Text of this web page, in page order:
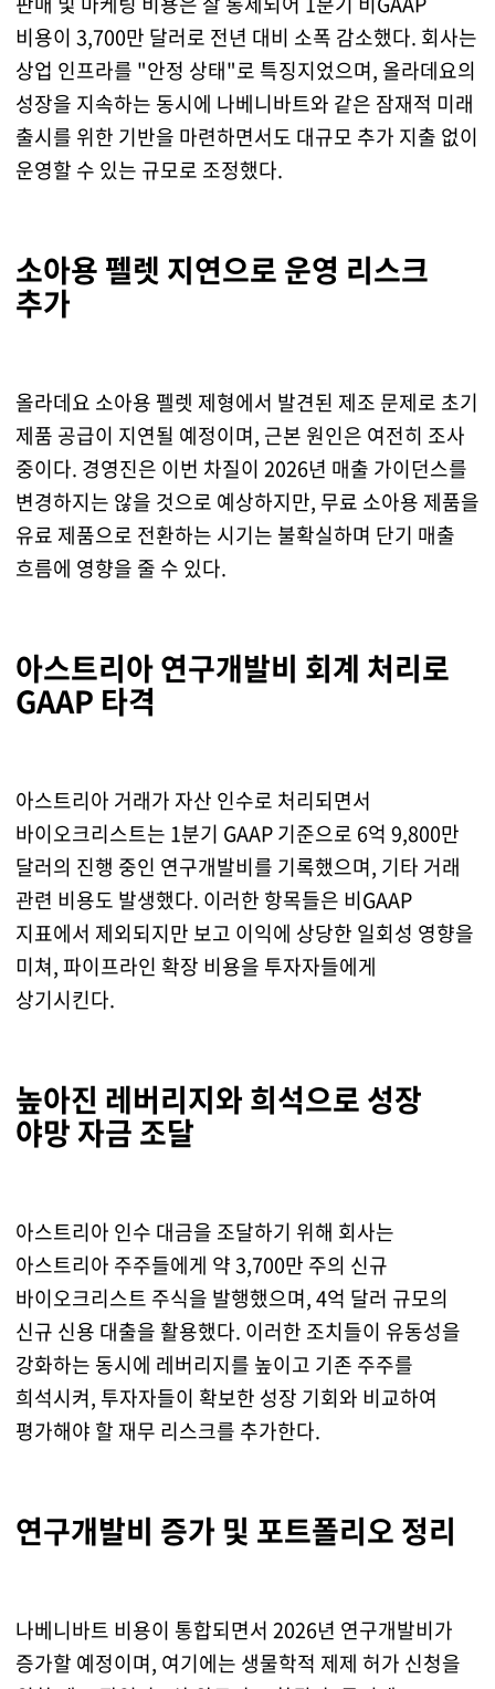
비용이 3,700만 달러로 전년 대비 소폭 감소했다. 회사는
상업 인프라를 "안정 상태"로 특징지었으며, 올라데요의
성장을 지속하는 동시에 나베니바트와 같은 잠재적 미래
출시를 위한 기반을 마련하면서도 대규모 추가 지출 없이
운영할 수 있는 규모로 조정했다.
소아용 펠렛 지연으로 운영 리스크
추가
올라데요 소아용 펠렛 제형에서 발견된 제조 문제로 초기
제품 공급이 지연될 예정이며, 근본 원인은 여전히 조사
중이다. 경영진은 이번 차질이 2026년 매출 가이던스를
변경하지는 않을 것으로 예상하지만, 무료 소아용 제품을
유료 제품으로 전환하는 시기는 불확실하며 단기 매출
흐름에 영향을 줄 수 있다.
아스트리아 연구개발비 회계 처리로
GAAP 타격
아스트리아 거래가 자산 인수로 처리되면서
바이오크리스트는 1분기 GAAP 기준으로 6억 9,800만
달러의 진행 중인 연구개발비를 기록했으며, 기타 거래
관련 비용도 발생했다. 이러한 항목들은 비GAAP
지표에서 제외되지만 보고 이익에 상당한 일회성 영향을
미쳐, 파이프라인 확장 비용을 투자자들에게
상기시킨다.
높아진 레버리지와 희석으로 성장
야망 자금 조달
아스트리아 인수 대금을 조달하기 위해 회사는
아스트리아 주주들에게 약 3,700만 주의 신규
바이오크리스트 주식을 발행했으며, 4억 달러 규모의
신규 신용 대출을 활용했다. 이러한 조치들이 유동성을
강화하는 동시에 레버리지를 높이고 기존 주주를
희석시켜, 투자자들이 확보한 성장 기회와 비교하여
평가해야 할 재무 리스크를 추가한다.
연구개발비 증가 및 포트폴리오 정리
나베니바트 비용이 통합되면서 2026년 연구개발비가
증가할 예정이며, 여기에는 생물학적 제제 허가 신청을